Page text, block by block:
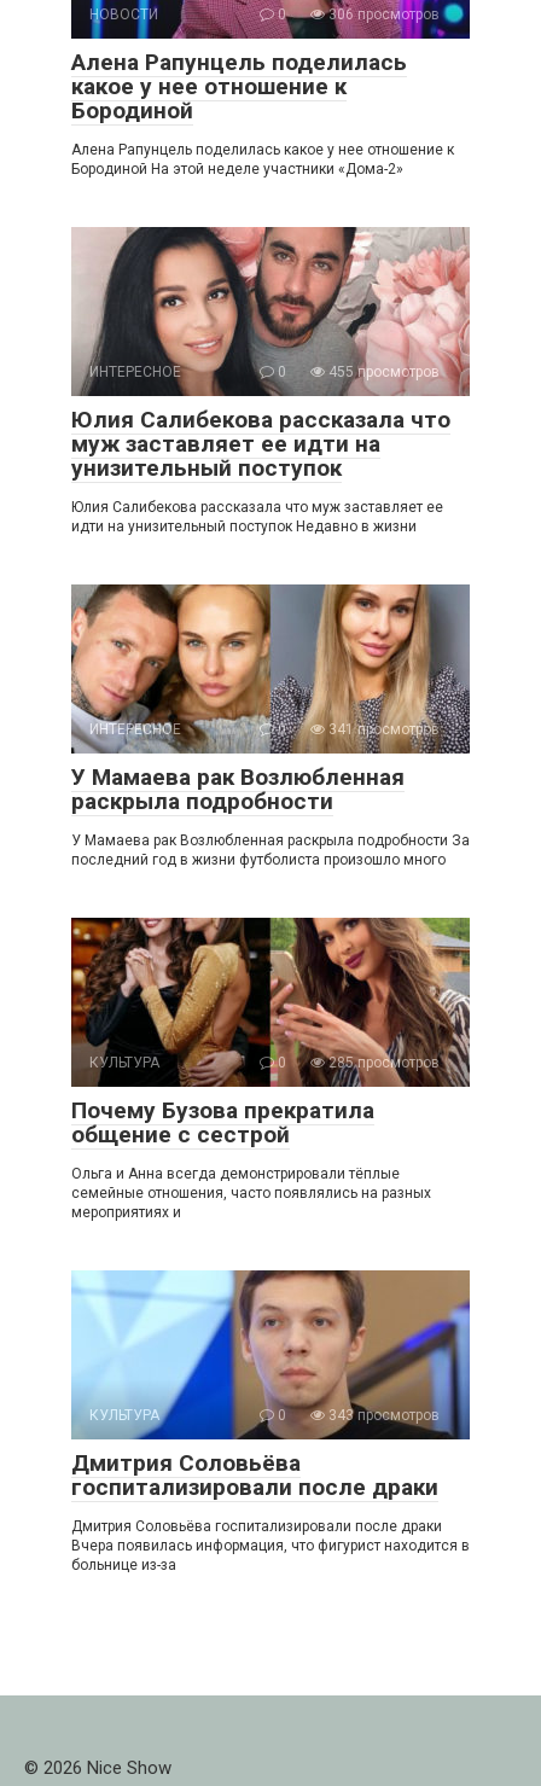
НОВОСТИ 0 306 просмотров
Алена Рапунцель поделилась
какое у нее отношение к
Бородиной
Алена Рапунцель поделилась какое у нее отношение к
Бородиной На этой неделе участники «Дома-2»
ИНТЕРЕСНОЕ 0 455 просмотров
Юлия Салибекова рассказала что
муж заставляет ее идти на
унизительный поступок
Юлия Салибекова рассказала что муж заставляет ее
идти на унизительный поступок Недавно в жизни
ИНТЕРЕСНОЕ 0 341 просмотров
У Мамаева рак Возлюбленная
раскрыла подробности
У Мамаева рак Возлюбленная раскрыла подробности За
последний год в жизни футболиста произошло много
КУЛЬТУРА 0 285 просмотров
Почему Бузова прекратила
общение с сестрой
Ольга и Анна всегда демонстрировали тёплые
семейные отношения, часто появлялись на разных
мероприятиях и
КУЛЬТУРА 0 343 просмотров
Дмитрия Соловьёва
госпитализировали после драки
Дмитрия Соловьёва госпитализировали после драки
Вчера появилась информация, что фигурист находится в
больнице из-за
© 2026 Nice Show